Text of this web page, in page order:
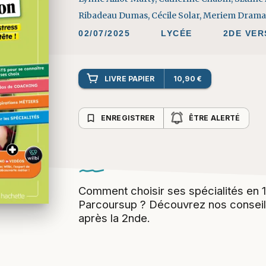
Ribadeau Dumas, Cécile Solar,Meriem
02/07/2025 LYCÉE 2DE
LIVRE PAPIER 10,90 €
bookmark_border ENREGISTRER ÊTRE ALERTÉ
Comment choisir ses spécialités en
Parcoursup ? Découvrez nos
après la 2nde.